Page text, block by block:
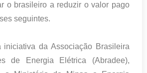
o brasileiro a reduzir o valor pago
seguintes.
da Associação Brasileira
de Energia Elétrica (Abradee),